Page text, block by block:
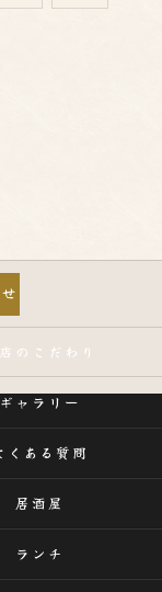
のこだわり
ギャラリー
くある質問
居酒屋
ランチ